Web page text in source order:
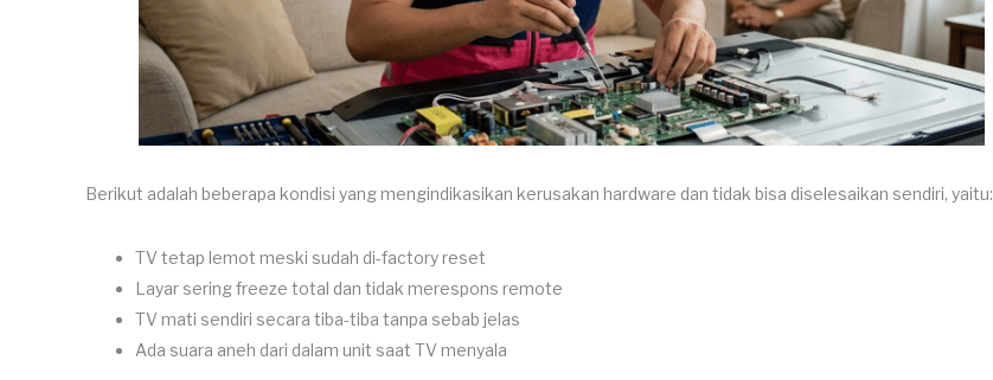
Berikut adalah beberapa kondisi yang mengindikasikan kerusakan hardware dan tidak bisa diselesaikan sendiri, yaitu:
TV tetap lemot meski sudah di-factory reset
Layar sering freeze total dan tidak merespons remote
TV mati sendiri secara tiba-tiba tanpa sebab jelas
Ada suara aneh dari dalam unit saat TV menyala